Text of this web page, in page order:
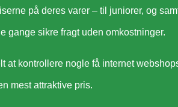
på deres varer – til juniorer, og
gange sikre fragt uden omkostninger.
at kontrollere nogle få internet
mest attraktive pris.